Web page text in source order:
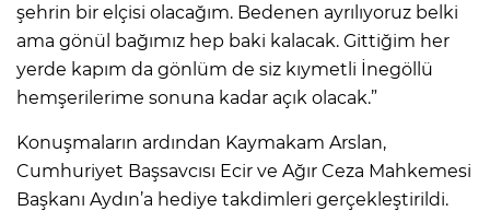
şehrin bir elçisi olacağım. Bedenen ayrılıyoruz belki
ama gönül bağımız hep baki kalacak. Gittiğim her
yerde kapım da gönlüm de siz kıymetli İnegöllü
hemşerilerime sonuna kadar açık olacak.”
Konuşmaların ardından Kaymakam Arslan,
Cumhuriyet Başsavcısı Ecir ve Ağır Ceza Mahkemesi
Başkanı Aydın’a hediye takdimleri gerçekleştirildi.